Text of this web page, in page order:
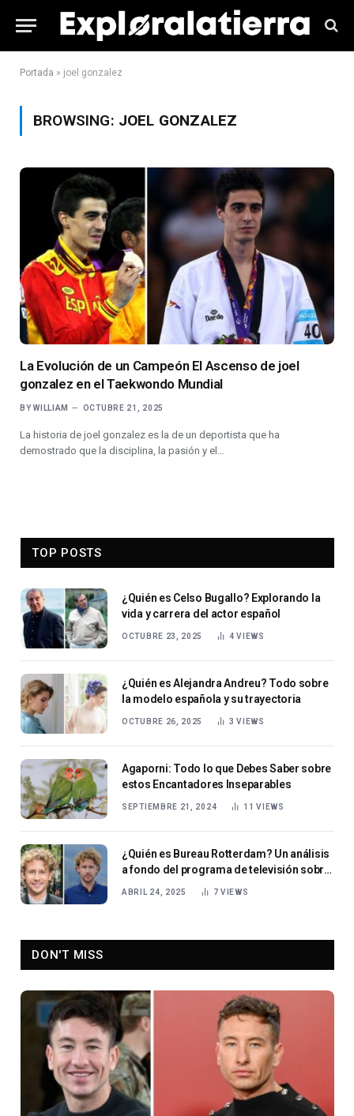
Portada » joel gonzalez
BROWSING: JOEL GONZALEZ
La Evolución de un Campeón El Ascenso de joel
gonzalez en el Taekwondo Mundial
BY WILLIAM OCTUBRE 21, 2025
La historia de joel gonzalez es la de un deportista que ha
demostrado que la disciplina, la pasión y el…
TOP POSTS
¿Quién es Celso Bugallo? Explorando la
vida y carrera del actor español
OCTUBRE 23, 2025 4VIEWS
¿Quién es Alejandra Andreu? Todo sobre
la modelo española y su trayectoria
OCTUBRE 26, 2025 3VIEWS
Agaporni: Todo lo que Debes Saber sobre
estos Encantadores Inseparables
SEPTIEMBRE 21, 2024 11VIEWS
¿Quién es Bureau Rotterdam? Un análisis
a fondo del programa de televisión sobre
lucha contra el crimen.
ABRIL 24, 2025 7 VIEWS
DON'T MISS